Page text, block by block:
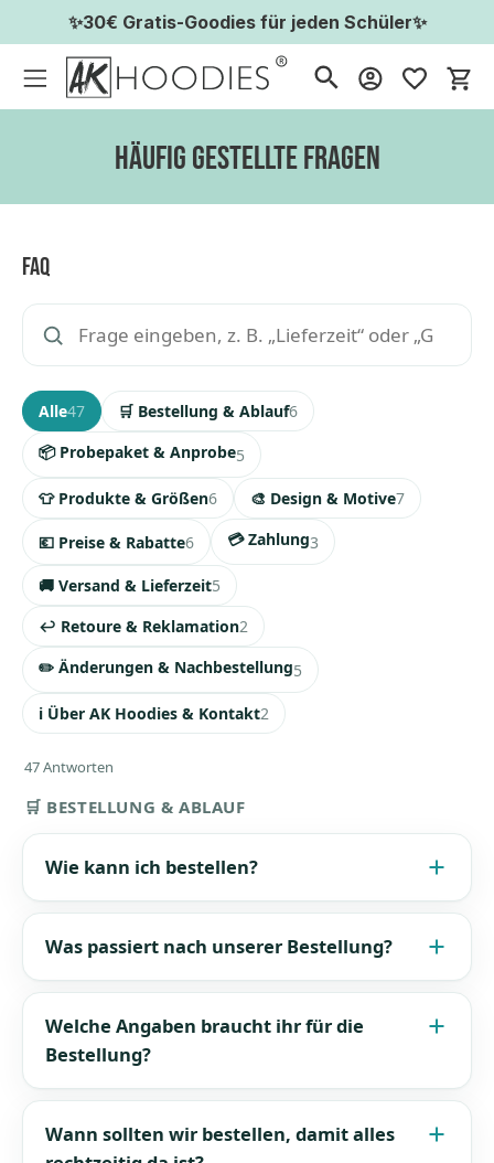
✨30€ Gratis-Goodies für jeden Schüler✨
Häufig gestellte Fragen
FAQ